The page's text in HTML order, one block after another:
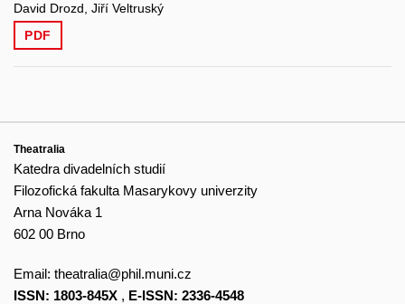
David Drozd, Jiří Veltruský
PDF
Theatralia
Katedra divadelních studií
Filozofická fakulta Masarykovy univerzity
Arna Nováka 1
602 00 Brno
Email: theatralia@phil.muni.cz
ISSN: 1803-845X , E-ISSN: 2336-4548